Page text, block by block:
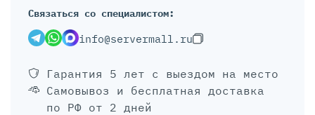
Связаться со специалистом:
info@servermall.ru
Гарантия 5 лет с выездом на место
Самовывоз и бесплатная доставка
по РФ от 2 дней